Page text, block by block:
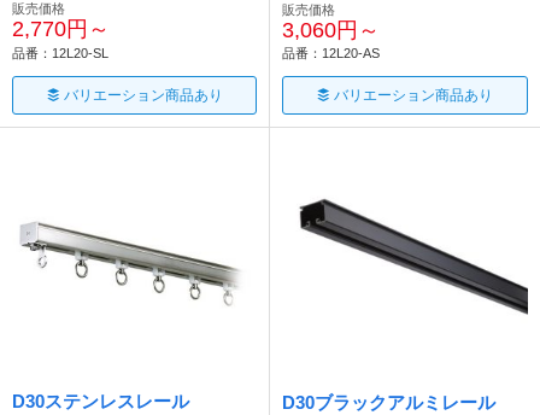
販売価格
2,770円～
品番：12L20-SL
バリエーション商品あり
販売価格
3,060円～
品番：12L20-AS
バリエーション商品あり
D30ステンレスレール D30ブラックアルミレール